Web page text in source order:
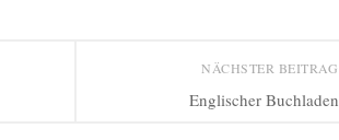
NÄCHSTER BEITRAG
Englischer Buchladen